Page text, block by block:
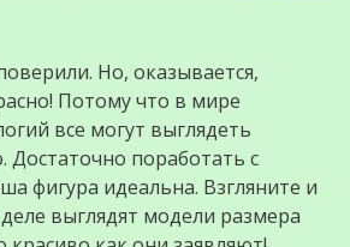
Но, оказывается,
Потому что в мире
все могут выглядеть
Достаточно поработать с
фигура идеальна. Взгляните и
выглядят модели размера